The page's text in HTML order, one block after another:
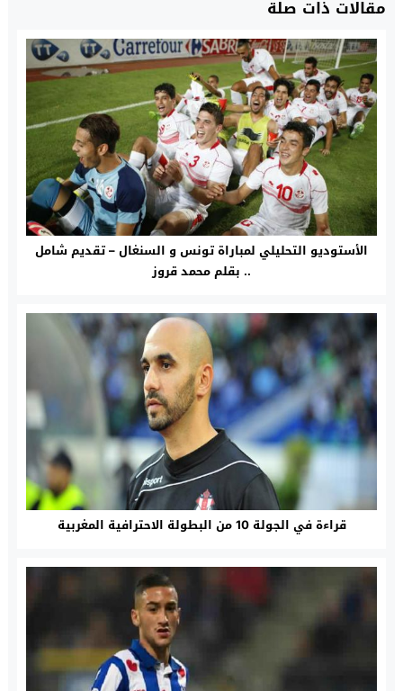
مقالات ذات صلة
الأستوديو التحليلي لمباراة تونس و السنغال – تقديم شامل
.. بقلم محمد قروز
قراءة في الجولة 10 من البطولة الاحترافية المغربية